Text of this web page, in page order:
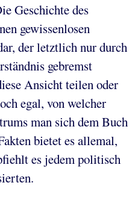
Geschichte des
gewissenlosen
der letztlich nur durch
gebremst
Ansicht teilen oder
egal, von welcher
man sich dem Buch
bietet es allemal,
es jedem politisch